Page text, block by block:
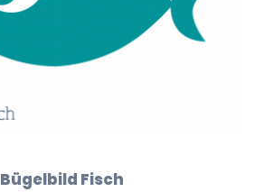
Bügelbild Fisch